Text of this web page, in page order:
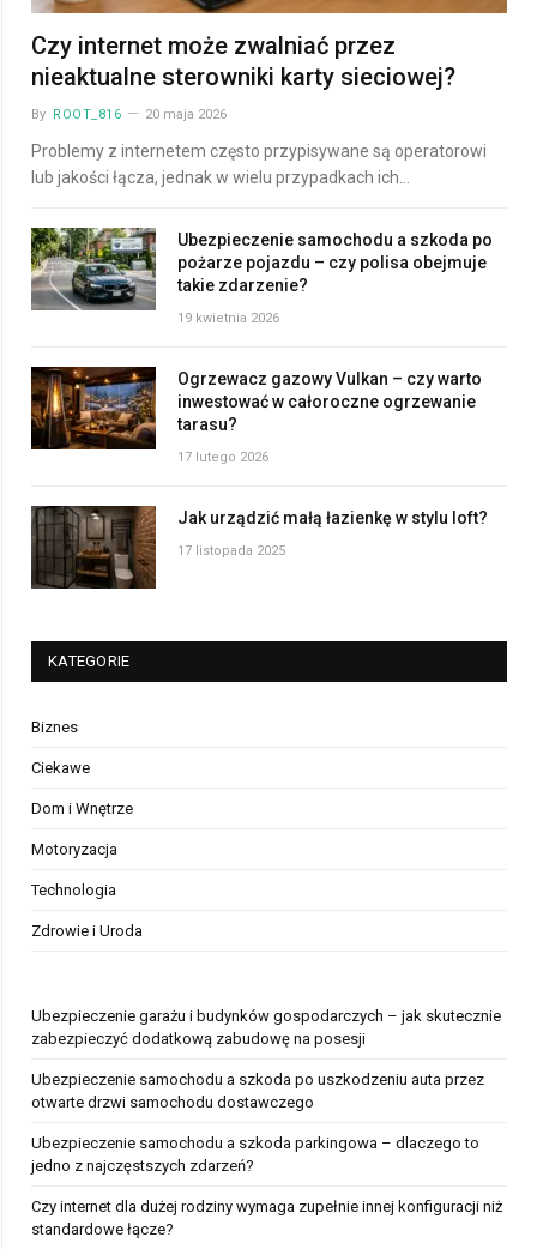
Czy internet może zwalniać przez
nieaktualne sterowniki karty sieciowej?
By ROOT_816 20 maja 2026
Problemy z internetem często przypisywane są operatorowi
lub jakości łącza, jednak w wielu przypadkach ich…
Ubezpieczenie samochodu a szkoda po
pożarze pojazdu – czy polisa obejmuje
takie zdarzenie?
19 kwietnia 2026
Ogrzewacz gazowy Vulkan – czy warto
inwestować w całoroczne ogrzewanie
tarasu?
17 lutego 2026
Jak urządzić małą łazienkę w stylu loft?
17 listopada 2025
KATEGORIE
Biznes
Ciekawe
Dom i Wnętrze
Motoryzacja
Technologia
Zdrowie i Uroda
Ubezpieczenie garażu i budynków gospodarczych – jak skutecznie
zabezpieczyć dodatkową zabudowę na posesji
Ubezpieczenie samochodu a szkoda po uszkodzeniu auta przez
otwarte drzwi samochodu dostawczego
Ubezpieczenie samochodu a szkoda parkingowa – dlaczego to
jedno z najczęstszych zdarzeń?
Czy internet dla dużej rodziny wymaga zupełnie innej konfiguracji niż
standardowe łącze?